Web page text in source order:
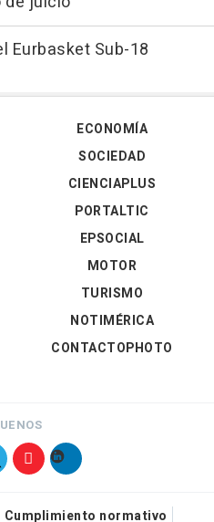
Eurbasket Sub-18
ECONOMÍA
SOCIEDAD
CIENCIAPLUS
PORTALTIC
EPSOCIAL
MOTOR
TURISMO
NOTIMÉRICA
CONTACTOPHOTO
Cumplimiento normativo